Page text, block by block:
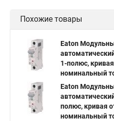
Похожие товары
Eaton
1-полюс,
номинальный
Eaton
полюс, кривая
номинальный